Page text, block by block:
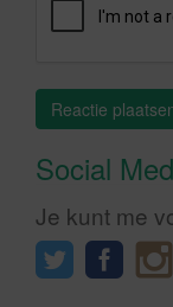
Social
Je kunt me